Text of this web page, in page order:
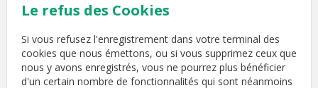
Le refus des Cookies
Si vous refusez l'enregistrement dans votre terminal des
cookies que nous émettons, ou si vous supprimez ceux que
nous y avons enregistrés, vous ne pourrez plus bénéficier
d'un certain nombre de fonctionnalités qui sont néanmoins